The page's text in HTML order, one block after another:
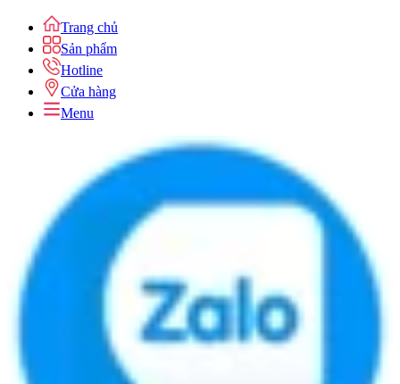
Trang chủ
Sản phẩm
Hotline
Cửa hàng
Menu